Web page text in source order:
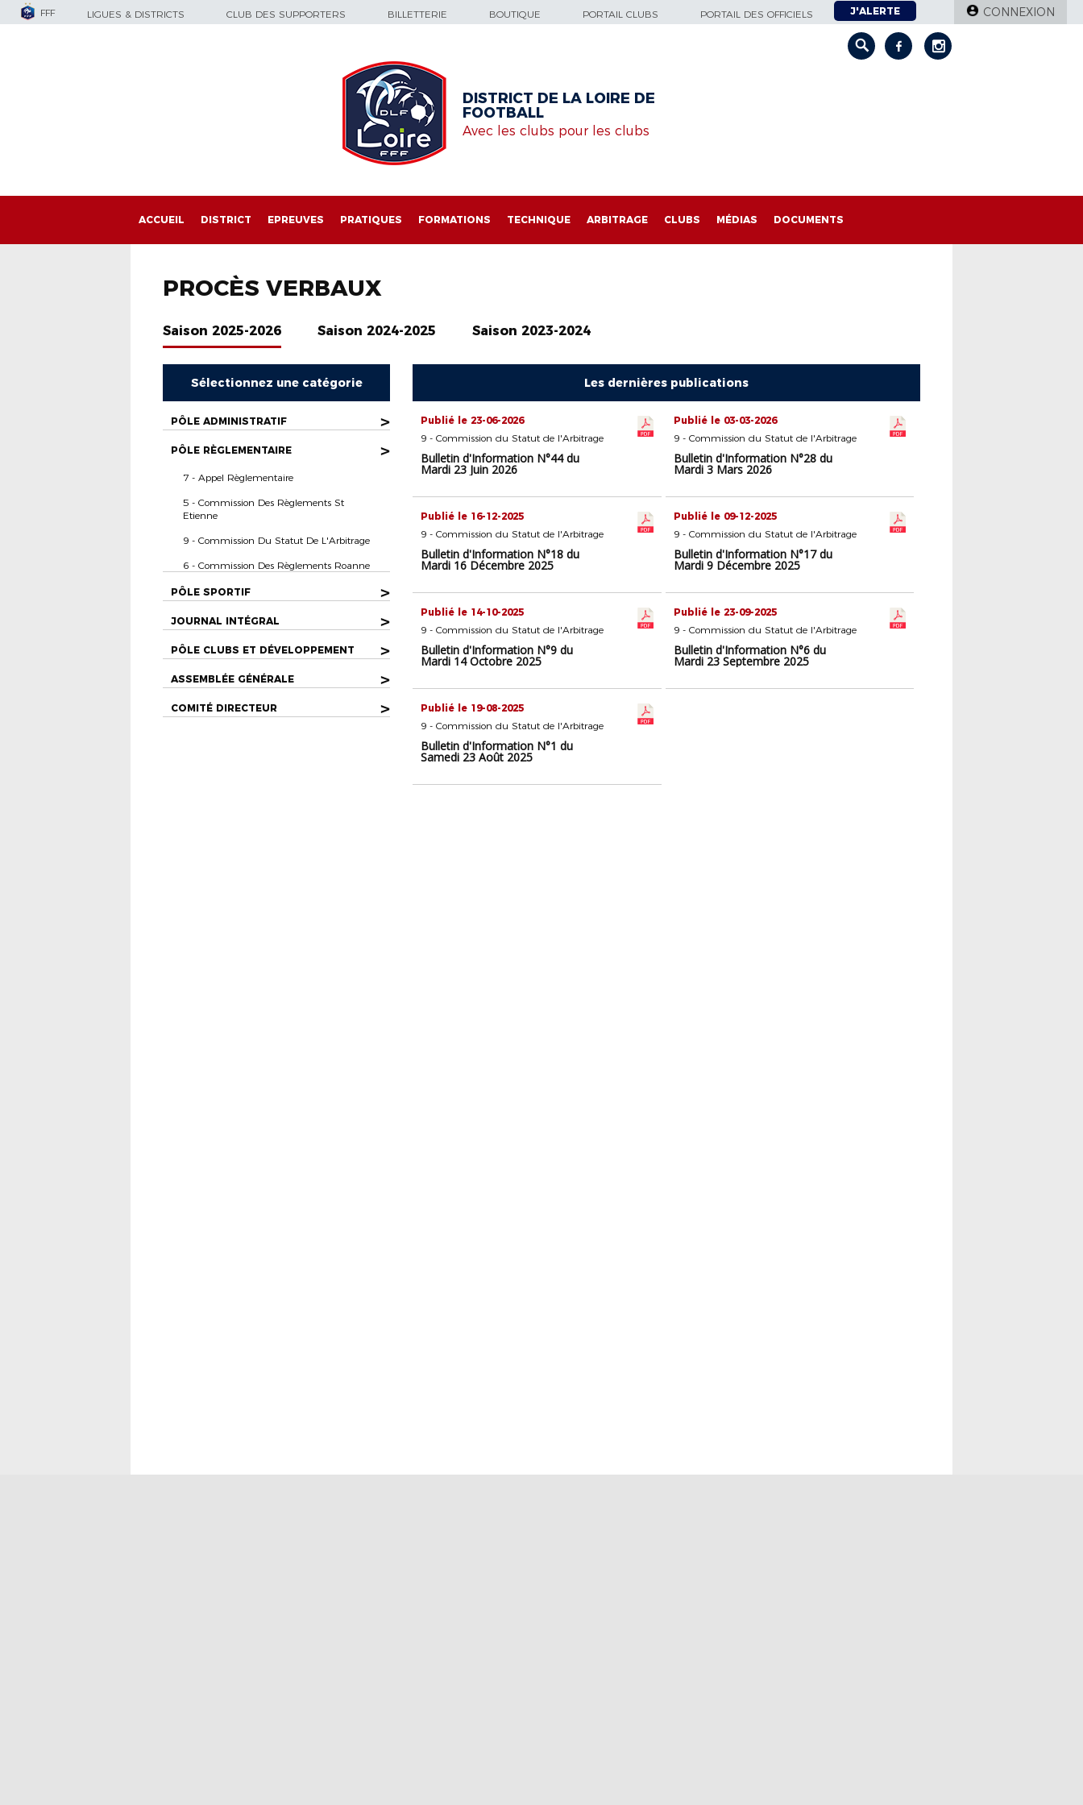
FFF LIGUES & DISTRICTS CLUB DES SUPPORTERS BILLETTERIE BOUTIQUE PORTAIL CLUBS PORTAIL DES OFFICIELS J'ALERTE CONNEXION
DISTRICT DE LA LOIRE DE
FOOTBALL
Avec les clubs pour les clubs
ACCUEIL DISTRICT EPREUVES PRATIQUES FORMATIONS TECHNIQUE ARBITRAGE CLUBS MÉDIAS DOCUMENTS
PROCÈS VERBAUX
Saison 2025-2026 Saison 2024-2025 Saison 2023-2024
Sélectionnez une catégorie
PÔLE ADMINISTRATIF >
PÔLE RÈGLEMENTAIRE >
7 - Appel Règlementaire
5 - Commission Des Règlements St
Etienne
9 - Commission Du Statut De L'Arbitrage
6 - Commission Des Règlements Roanne
PÔLE SPORTIF >
JOURNAL INTÉGRAL >
PÔLE CLUBS ET DÉVELOPPEMENT >
ASSEMBLÉE GÉNÉRALE >
COMITÉ DIRECTEUR >
Les dernières publications
Publié le 23-06-2026
9 - Commission du Statut de l'Arbitrage
Bulletin d'Information N°44 du
Mardi 23 Juin 2026
Publié le 03-03-2026
9 - Commission du Statut de l'Arbitrage
Bulletin d'Information N°28 du
Mardi 3 Mars 2026
Publié le 16-12-2025
9 - Commission du Statut de l'Arbitrage
Bulletin d'Information N°18 du
Mardi 16 Décembre 2025
Publié le 09-12-2025
9 - Commission du Statut de l'Arbitrage
Bulletin d'Information N°17 du
Mardi 9 Décembre 2025
Publié le 14-10-2025
9 - Commission du Statut de l'Arbitrage
Bulletin d'Information N°9 du
Mardi 14 Octobre 2025
Publié le 23-09-2025
9 - Commission du Statut de l'Arbitrage
Bulletin d'Information N°6 du
Mardi 23 Septembre 2025
Publié le 19-08-2025
9 - Commission du Statut de l'Arbitrage
Bulletin d'Information N°1 du
Samedi 23 Août 2025